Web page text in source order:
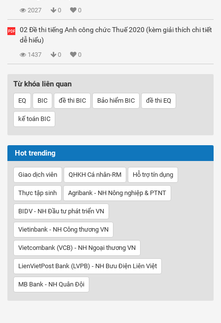
2027 0 0
02 Đề thi tiếng Anh công chức Thuế 2020 (kèm giải thích chi tiết
dễ hiểu)
1437 0 0
Từ khóa liên quan
EQ BIC đề thi BIC Bảo hiểm BIC đề thi EQ
kế toán BIC
Hot trending
Giao dịch viên QHKH Cá nhân-RM Hỗ trợ tín dụng
Thực tập sinh Agribank - NH Nông nghiệp & PTNT
BIDV - NH Đầu tư phát triển VN
Vietinbank - NH Công thương VN
Vietcombank (VCB) - NH Ngoại thương VN
LienVietPost Bank (LVPB) - NH Bưu Điện Liên Việt
MB Bank - NH Quân Đội